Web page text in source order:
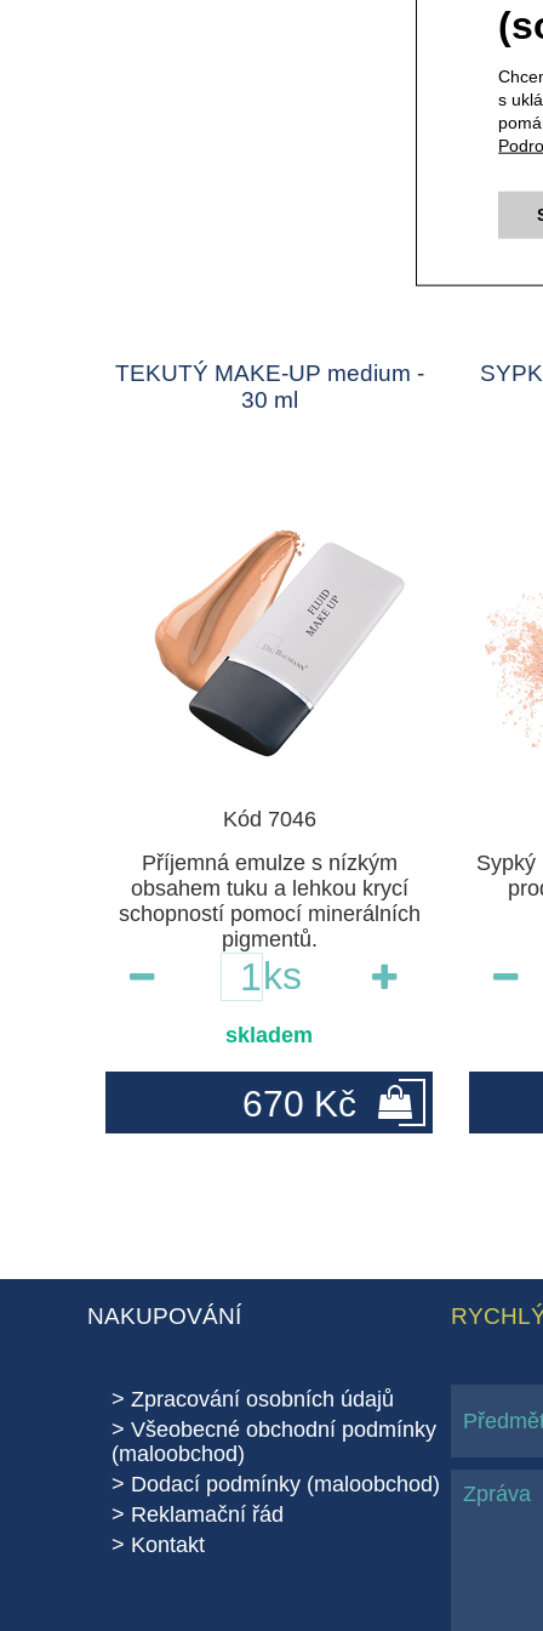
TEKUTÝ MAKE-UP medium -
30 ml
Kód 7046
Příjemná emulze s nízkým
obsahem tuku a lehkou krycí
schopností pomocí minerálních
pigmentů.
ks
skladem
670 Kč
Sypký
NAKUPOVÁNÍ
Zpracování osobních údajů
Všeobecné obchodní podmínky
(maloobchod)
Dodací podmínky (maloobchod)
Reklamační řád
Kontakt
s